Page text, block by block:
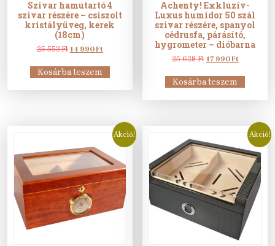
Szivar hamutartó 4
szivar részére – csiszolt
kristályüveg, kerek
(18cm)
25 553Ft Original
was:
25
14 990FtCurrent
is:
14
Kosárba teszem
Achenty! Exkluzív-
Luxus humidor 50 szál
szivar részére, spanyol
cédrusfa, párásító,
hygrometer – dióbarna
25 628Ft Original
was:
25
17 990FtCurrent
is:
17
Kosárba teszem
Akció! Akció!